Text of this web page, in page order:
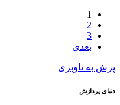
1
2
3
بعدی
پرش به ناوبری
دنیای پردازش